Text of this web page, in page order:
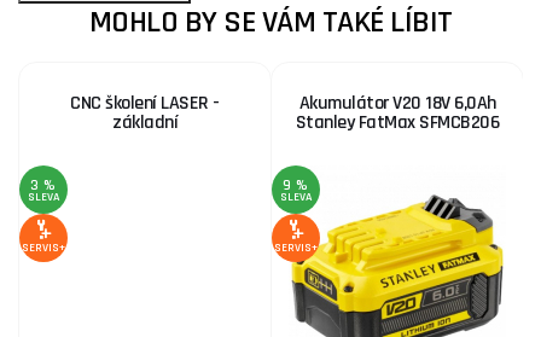
MOHLO BY SE VÁM TAKÉ LÍBIT
CNC školení LASER -
základní
3 %
SLEVA
SERVIS+
Akumulátor V20 18V 6,0Ah
Stanley FatMax SFMCB206
9 %
SLEVA
SERVIS+